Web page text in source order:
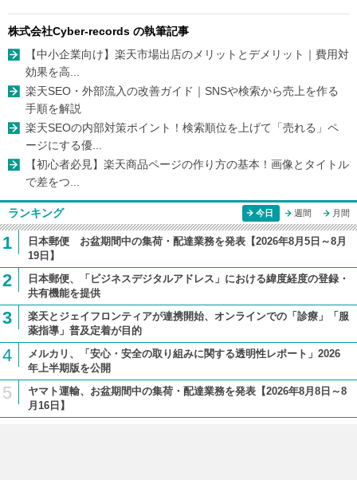
株式会社Cyber-records の執筆記事
【中小企業向け】楽天市場出店のメリットとデメリット｜費用対
効果を高...
楽天SEO・外部流入の改善ガイド｜SNSや検索から売上を作る
手順を解説
楽天SEOの内部対策ポイント！検索順位を上げて「売れる」ペ
ージにする優...
【初心者必見】楽天商品ページの作り方の基本！画像とタイトル
で差をつ...
ランキング 今日 週間 月間
1
日本郵便 お盆期間中の集荷・配達業務を発表【2026年8月5日～8月
19日】
2
日本郵便、「ビジネスデジタルアドレス」における緯度経度の登録・
共有機能を提供
3
楽天とジェイフロンティアが連携開始、オンラインでの「診療」「服
薬指導」普及定着が目的
4
メルカリ、「安心・安全の取り組みに関する透明性レポート」2026
年上半期版を公開
5
ヤマト運輸、お盆期間中の集荷・配達業務を発表【2026年8月8日～8
月16日】